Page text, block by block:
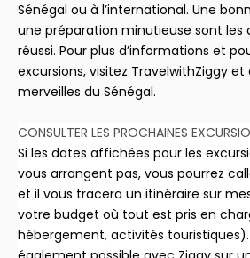
Sénégal ou à l’international. Une
une préparation minutieuse sont les
réussi. Pour plus d’informations et
excursions, visitez TravelwithZiggy et
merveilles du Sénégal.
CONSULTER LES PROCHAINES
Si les dates affichées pour les
vous arrangent pas, vous pourrez
et il vous tracera un itinéraire sur
votre budget où tout est pris en
hébergement, activités